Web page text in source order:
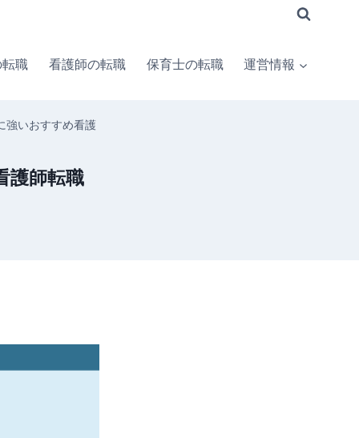
転職 看護師の転職 保育士の転職 運営情報
強いおすすめ看護
護師転職